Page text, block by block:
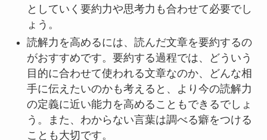
としていく要約力や思考力も合わせて必要でし
ょう。
読解力を高めるには、読んだ文章を要約するの
がおすすめです。要約する過程では、どういう
目的に合わせて使われる文章なのか、どんな相
手に伝えたいのかも考えると、より今の読解力
の定義に近い能力を高めることもできるでしょ
う。また、わからない言葉は調べる癖をつける
ことも大切です。